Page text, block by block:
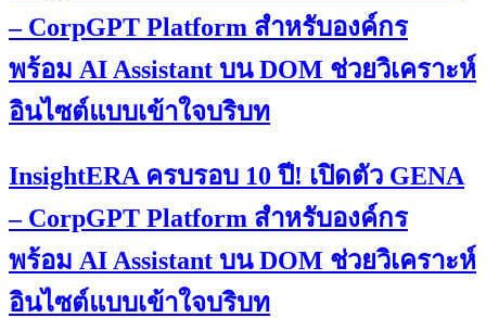
– CorpGPT Platform สำหรับองค์กร
พร้อม AI Assistant บน DOM ช่วยวิเคราะห์
อินไซต์แบบเข้าใจบริบท
InsightERA ครบรอบ 10 ปี! เปิดตัว GENA
– CorpGPT Platform สำหรับองค์กร
พร้อม AI Assistant บน DOM ช่วยวิเคราะห์
อินไซต์แบบเข้าใจบริบท